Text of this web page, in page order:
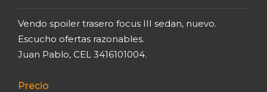
Vendo spoiler trasero focus III sedan, nuevo.
Escucho ofertas razonables.
Juan Pablo, CEL 3416101004.
Precio